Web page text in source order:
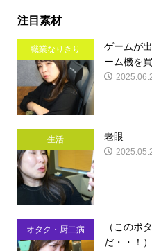
注目素材
職業なりきり
ゲームが
ーム機を
生活 老眼
オタク・厨二病
（このボ
だ・・！）